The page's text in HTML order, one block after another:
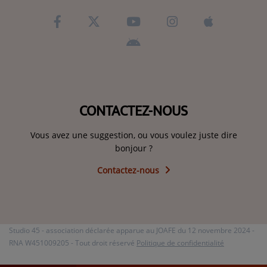
CONTACTEZ-NOUS
Vous avez une suggestion, ou vous voulez juste dire
bonjour ?
Contactez-nous
Studio 45 - association déclarée apparue au JOAFE du 12 novembre 2024 -
RNA W451009205 - Tout droit réservé Politique de confidentialité